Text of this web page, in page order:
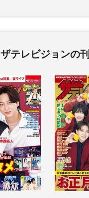
ザテレビジョンの